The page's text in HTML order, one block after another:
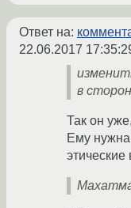
Ответ на:
22.06.2017
в
Так он
Ему нужна